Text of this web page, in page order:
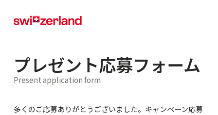
プレゼント応募フォーム
Present application form
多くのご応募ありがとうございました。キャンペーン応募